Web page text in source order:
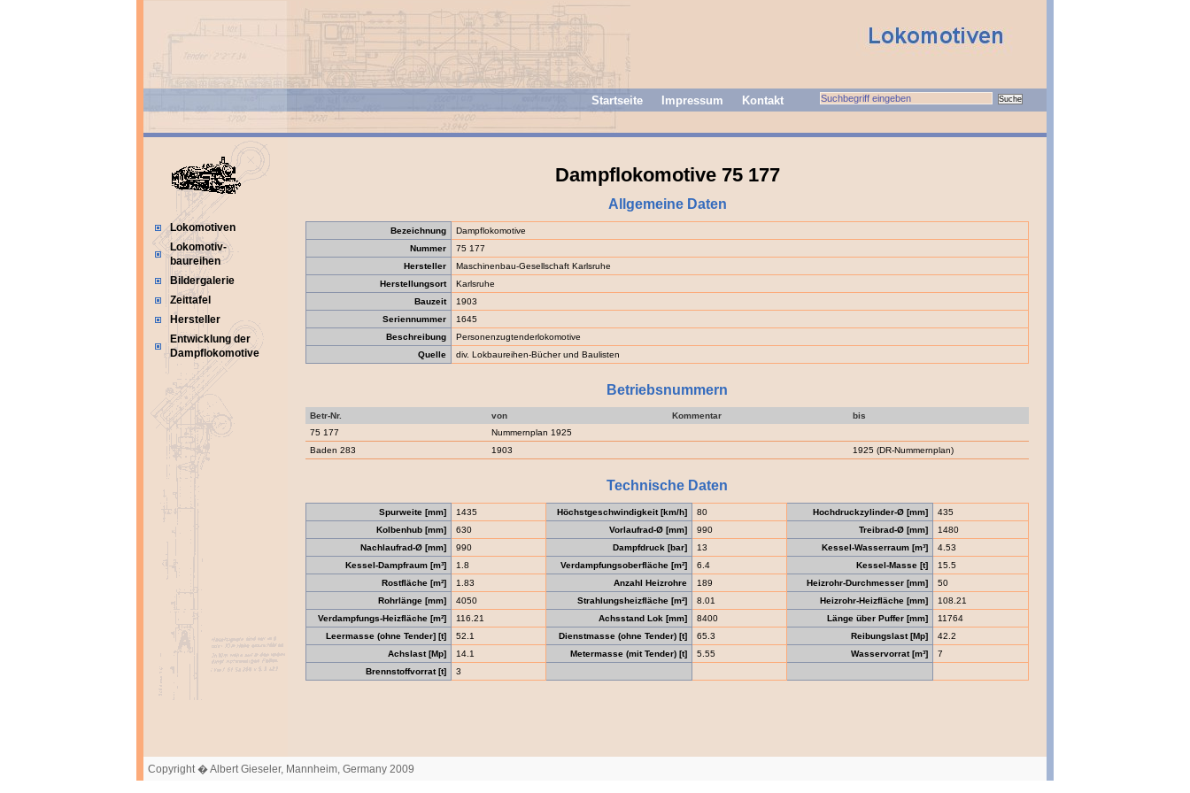
Startseite Impressum Kontakt
Lokomotiven
Lokomotiv-
baureihen
Bildergalerie
Zeittafel
Hersteller
Entwicklung der
Dampflokomotive
Dampflokomotive 75 177
Allgemeine Daten
Bezeichnung
Dampflokomotive
Nummer
75 177
Hersteller
Maschinenbau-Gesellschaft Karlsruhe
Herstellungsort
Karlsruhe
Bauzeit
1903
Seriennummer
1645
Beschreibung
Personenzugtenderlokomotive
Quelle
div. Lokbaureihen-Bücher und Baulisten
Betriebsnummern
Betr-Nr. von Kommentar
bis
75 177
Nummernplan 1925
Baden 283
1903 1925 (DR-Nummernplan)
Technische Daten
Spurweite [mm] 1435 Höchstgeschwindigkeit [km/h] 80 Hochdruckzylinder-Ø [mm]
435
Kolbenhub [mm]
630 Vorlaufrad-Ø [mm] 990 Treibrad-Ø [mm]
1480
Nachlaufrad-Ø [mm]
990 Dampfdruck [bar] 13 Kessel-Wasserraum [m³]
4.53
Kessel-Dampfraum [m³]
1.8 Verdampfungsoberfläche [m²] 6.4 Kessel-Masse [t]
15.5
Rostfläche [m²]
1.83 Anzahl Heizrohre 189 Heizrohr-Durchmesser [mm]
50
Rohrlänge [mm]
4050 Strahlungsheizfläche [m²] 8.01 Heizrohr-Heizfläche [mm]
108.21
Verdampfungs-Heizfläche [m²]
116.21 Achsstand Lok [mm] 8400 Länge über Puffer [mm]
11764
Leermasse (ohne Tender] [t]
52.1 Dienstmasse (ohne Tender) [t] 65.3 Reibungslast [Mp]
42.2
Achslast [Mp]
14.1 Metermasse (mit Tender) [t] 5.55 Wasservorrat [m³]
7
Brennstoffvorrat [t]
3
Copyright � Albert Gieseler, Mannheim, Germany 2009